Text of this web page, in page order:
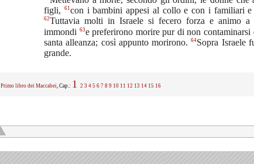
figli,
61con i bambini appesi al collo e con i familiari
62Tuttavia molti in Israele si fecero forza e animo a
immondi 63e preferirono morire pur di non
santa alleanza; così appunto morirono.64Sopra Israele
grande.
Primo libro dei Maccabei, Cap.: 1 2 3 4 5 6 7 8 9 10 11 12 13 14 15 16